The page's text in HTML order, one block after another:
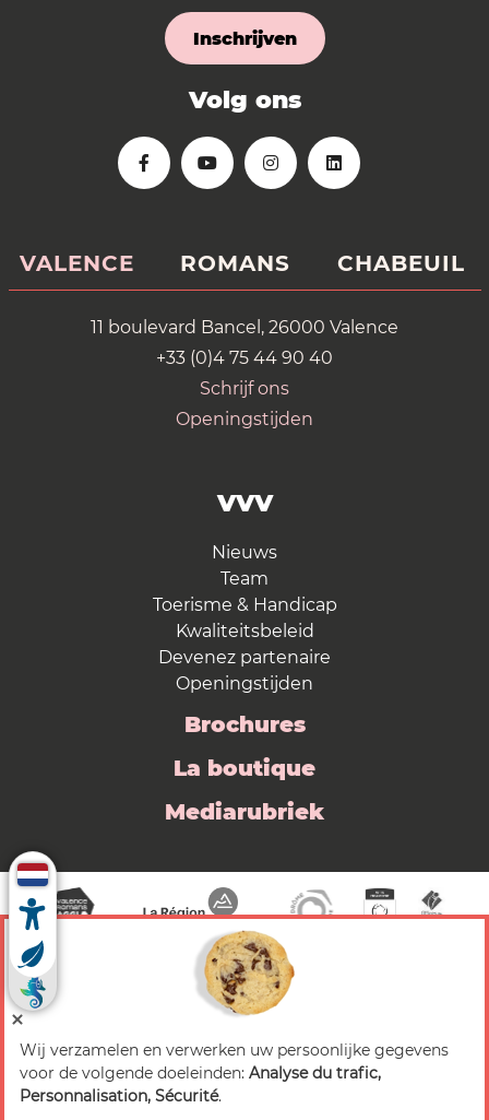
Inschrijven
Volg ons
VALENCE ROMANS CHABEUIL
11 boulevard Bancel, 26000 Valence
+33 (0)4 75 44 90 40
Schrijf ons
Openingstijden
VVV
Nieuws
Team
Toerisme & Handicap
Kwaliteitsbeleid
Devenez partenaire
Openingstijden
Brochures
La boutique
Mediarubriek
© 2026 Valence Romans Tourisme — Alle rechten
voorbehouden
Wij verzamelen en verwerken uw persoonlijke gegevens
voor de volgende doeleinden: Analyse du trafic,
Personnalisation, Sécurité.